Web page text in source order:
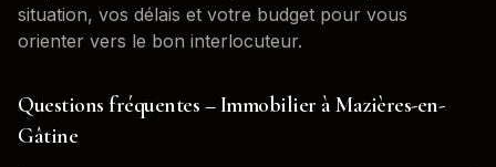
situation, vos délais et votre budget pour vous
orienter vers le bon interlocuteur.
Questions fréquentes – Immobilier àMazières-en-
Gâtine